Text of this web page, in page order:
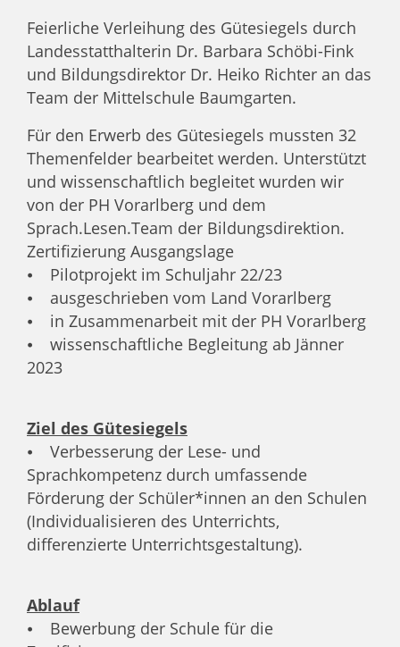
Feierliche Verleihung des Gütesiegels durch
Landesstatthalterin Dr. Barbara Schöbi-Fink
und Bildungsdirektor Dr. Heiko Richter an das
Team der Mittelschule Baumgarten.
Für den Erwerb des Gütesiegels mussten 32
Themenfelder bearbeitet werden. Unterstützt
und wissenschaftlich begleitet wurden wir
von der PH Vorarlberg und dem
Sprach.Lesen.Team der Bildungsdirektion.
Zertifizierung Ausgangslage
⦁ Pilotprojekt im Schuljahr 22/23
⦁ ausgeschrieben vom Land Vorarlberg
⦁ in Zusammenarbeit mit der PH Vorarlberg
⦁ wissenschaftliche Begleitung ab Jänner
2023
Ziel des Gütesiegels
⦁ Verbesserung der Lese- und
Sprachkompetenz durch umfassende
Förderung der Schüler*innen an den Schulen
(Individualisieren des Unterrichts,
differenzierte Unterrichtsgestaltung).
Ablauf
⦁ Bewerbung der Schule für die